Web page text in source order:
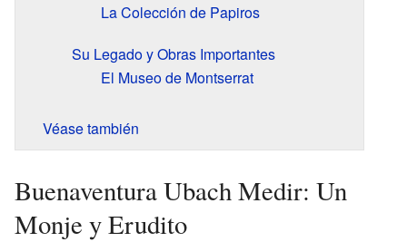
La Colección de Papiros
Su Legado y Obras Importantes
El Museo de Montserrat
Véase también
Buenaventura Ubach Medir: Un
Monje y Erudito